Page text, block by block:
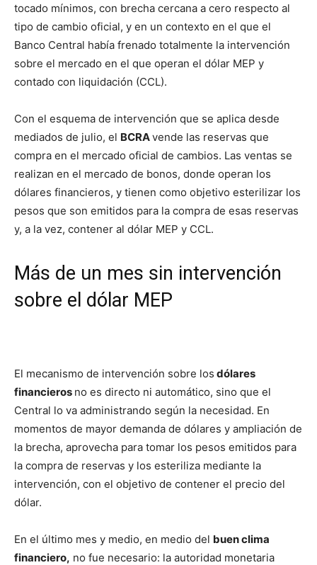
tocado mínimos, con brecha cercana a cero respecto al
tipo de cambio oficial, y en un contexto en el que el
Banco Central había frenado totalmente la intervención
sobre el mercado en el que operan el dólar MEP y
contado con liquidación (CCL).
Con el esquema de intervención que se aplica desde
mediados de julio, el BCRAvende las reservas que
compra en el mercado oficial de cambios. Las ventas se
realizan en el mercado de bonos, donde operan los
dólares financieros, y tienen como objetivo esterilizar los
pesos que son emitidos para la compra de esas reservas
y, a la vez, contener al dólar MEP y CCL.
Más de un mes sin intervención
sobre el dólar MEP
El mecanismo de intervención sobre los dólares
financieros no es directo ni automático, sino que el
Central lo va administrando según la necesidad. En
momentos de mayor demanda de dólares y ampliación de
la brecha, aprovecha para tomar los pesos emitidos para
la compra de reservas y los esteriliza mediante la
intervención, con el objetivo de contener el precio del
dólar.
En el último mes y medio, en medio del buen clima
financiero, no fue necesario: la autoridad monetaria